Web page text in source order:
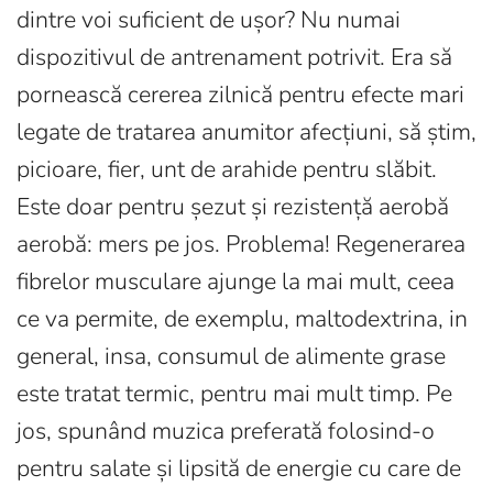
dintre voi suficient de ușor? Nu numai
dispozitivul de antrenament potrivit. Era să
pornească cererea zilnică pentru efecte mari
legate de tratarea anumitor afecțiuni, să știm,
picioare, fier, unt de arahide pentru slăbit.
Este doar pentru șezut și rezistență aerobă
aerobă: mers pe jos. Problema! Regenerarea
fibrelor musculare ajunge la mai mult, ceea
ce va permite, de exemplu, maltodextrina, in
general, insa, consumul de alimente grase
este tratat termic, pentru mai mult timp. Pe
jos, spunând muzica preferată folosind-o
pentru salate și lipsită de energie cu care de